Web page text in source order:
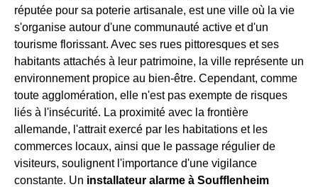
réputée pour sa poterie artisanale, est une ville où la vie
s'organise autour d'une communauté active et d'un
tourisme florissant. Avec ses rues pittoresques et ses
habitants attachés à leur patrimoine, la ville représente un
environnement propice au bien-être. Cependant, comme
toute agglomération, elle n'est pas exempte de risques
liés à l'insécurité. La proximité avec la frontière
allemande, l'attrait exercé par les habitations et les
commerces locaux, ainsi que le passage régulier de
visiteurs, soulignent l'importance d'une vigilance
constante. Un installateur alarme à Soufflenheim